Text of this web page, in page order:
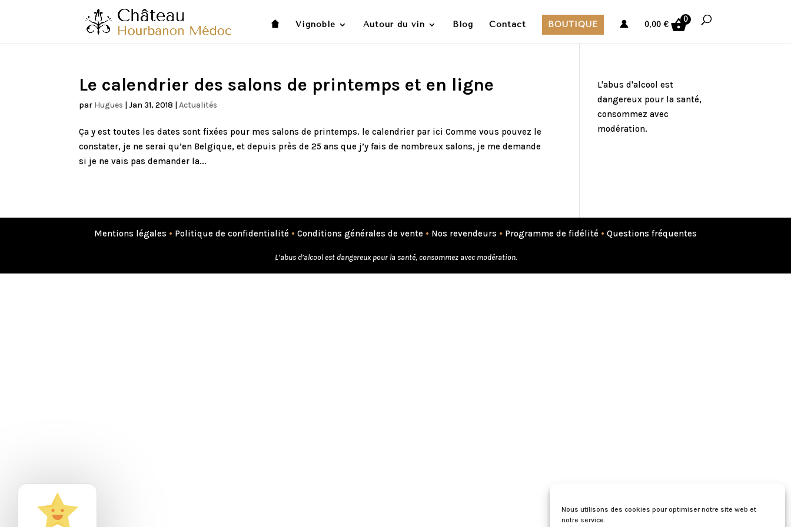
Nous utilisons des cookies pour optimiser notre site web et
notre service.
Vignoble Autour du vin Blog Contact BOUTIQUE 0,00€
0
Le calendrier des salons de printemps et en ligne
par Hugues |Jan 31, 2018 |Actualités
Ça y est toutes les dates sont fixées pour mes salons de printemps. le calendrier par ici Comme vous pouvez le
constater, je ne serai qu’en Belgique, et depuis près de 25 ans que j’y fais de nombreux salons, je me demande
si je ne vais pas demander la...
L'abus d'alcool est
dangereux pour la santé,
consommez avec
modération.
Mentions légales • Politique de confidentialité • Conditions générales de vente • Nos revendeurs • Programme de fidélité • Questions fréquentes
L’abus d’alcool est dangereux pour la santé, consommez avec modération.